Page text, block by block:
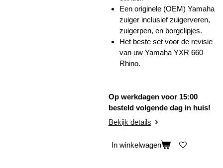
Een originele (OEM) Yamaha
zuiger inclusief zuigerveren,
zuigerpen, en borgclipjes.
Het beste set voor de revisie
van uw Yamaha YXR 660
Rhino.
Op werkdagen voor 15:00
besteld volgende dag in huis!
Bekijk details
In winkelwagen